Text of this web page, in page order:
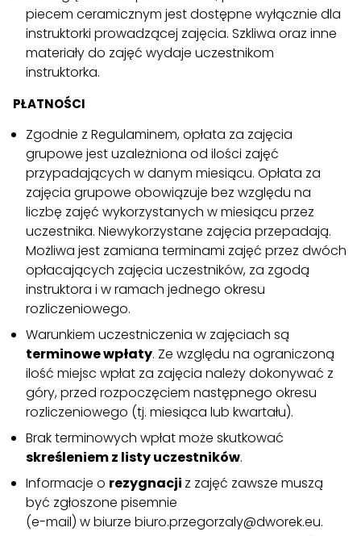
piecem ceramicznym jest dostępne wyłącznie dla
instruktorki prowadzącej zajęcia. Szkliwa oraz inne
materiały do zajęć wydaje uczestnikom
instruktorka.
PŁATNOŚCI
Zgodnie z Regulaminem, opłata za zajęcia
grupowe jest uzależniona od ilości zajęć
przypadających w danym miesiącu. Opłata za
zajęcia grupowe obowiązuje bez względu na
liczbę zajęć wykorzystanych w miesiącu przez
uczestnika. Niewykorzystane zajęcia przepadają.
Możliwa jest zamiana terminami zajęć przez dwóch
opłacających zajęcia uczestników, za zgodą
instruktora i w ramach jednego okresu
rozliczeniowego.
Warunkiem uczestniczenia w zajęciach są
terminowe wpłaty. Ze względu na ograniczoną
ilość miejsc wpłat za zajęcia należy dokonywać z
góry, przed rozpoczęciem następnego okresu
rozliczeniowego (tj. miesiąca lub kwartału).
Brak terminowych wpłat może skutkować
skreśleniem z listy uczestników.
Informacje o rezygnacji z zajęć zawsze muszą
być zgłoszone pisemnie
(e-mail) w biurze biuro.przegorzaly@dworek.eu.